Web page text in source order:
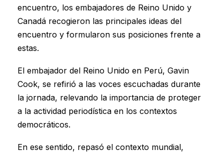
encuentro, los embajadores de Reino Unido y
Canadá recogieron las principales ideas del
encuentro y formularon sus posiciones frente a
estas.
El embajador del Reino Unido en Perú, Gavin
Cook, se refirió a las voces escuchadas durante
la jornada, relevando la importancia de proteger
a la actividad periodística en los contextos
democráticos.
En ese sentido, repasó el contexto mundial,